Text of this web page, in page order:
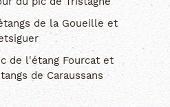
de la Goueille et
de l'étang Fourcat et
de Caraussans